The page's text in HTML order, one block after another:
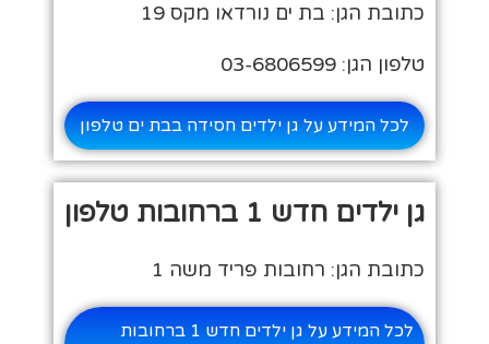
כתובת הגן: בת ים נורדאו מקס 19
טלפון הגן: 03-6806599
לכל המידע על גן ילדים חסידה בבת ים טלפון
גן ילדים חדש 1 ברחובות טלפון
כתובת הגן: רחובות פריד משה 1
לכל המידע על גן ילדים חדש 1 ברחובות